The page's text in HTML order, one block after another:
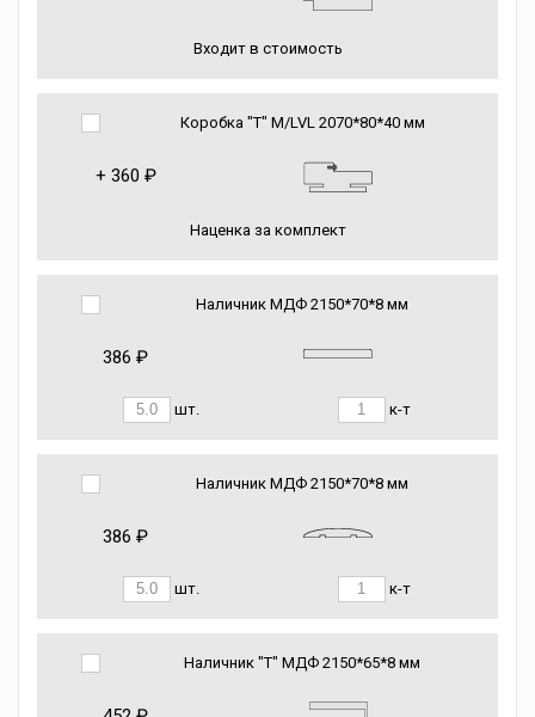
Входит в стоимость
Коробка "Т" M/LVL 2070*80*40 мм
+ 360 ₽
Наценка за комплект
Наличник МДФ 2150*70*8 мм
386 ₽
шт. к-т
Наличник МДФ 2150*70*8 мм
386 ₽
шт. к-т
Наличник "Т" МДФ 2150*65*8 мм